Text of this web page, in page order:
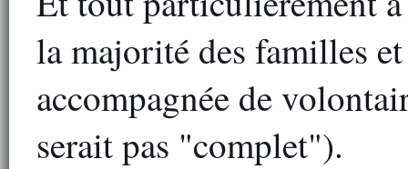
la majorité des familles
accompagnée de
serait pas "complet").